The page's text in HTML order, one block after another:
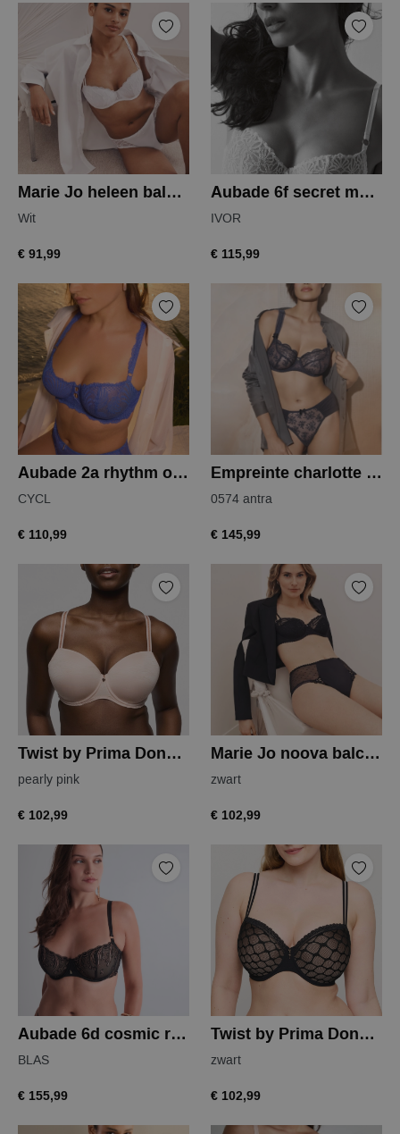
Marie Jo heleen balconnet
Wit
€ 91,99
Aubade 6f secret memories balconet
IVOR
€ 115,99
Aubade 2a rhythm of desire balconet
CYCL
€ 110,99
Empreinte charlotte balconette bh
0574 antra
€ 145,99
Twist by Prima Donna briana balconnet
pearly pink
€ 102,99
Marie Jo noova balconnet
zwart
€ 102,99
Aubade 6d cosmic romance balconet
BLAS
€ 155,99
Twist by Prima Donna nako balconnet
zwart
€ 102,99